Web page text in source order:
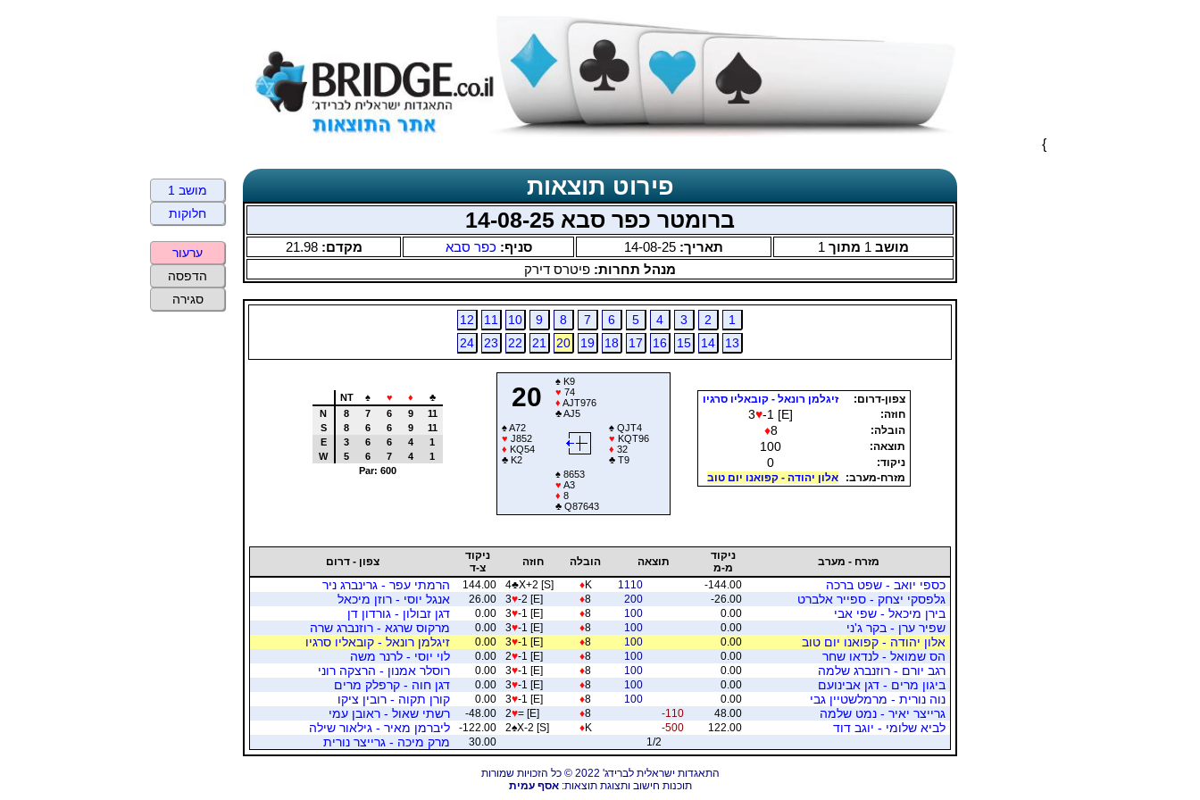
}
פירוט תוצאות
ברומטר כפר סבא 14-08-25
מושב 1 מתוך 1 תאריך: 14-08-25 סניף: כפר סבא מקדם:21.98
מנהל תחרות: פיטרס דירק
1
2
3
4
5
6
7
8
9
10
11
12
13
14
15
16
17
18
19
20
21
22
23
24
צפון-דרום:
זיגלמן רונאל - קובאליו סרגיו
חוזה:
3♥-1 [E]
הובלה: ♦8
תוצאה: 100
ניקוד: 0
מזרח-מערב: אלון יהודה - קפואנו יום טוב
20
♠ K9
♥ 74
♦ AJT976
♣AJ5
♠A72
♥ J852
♦ KQ54
♣ K2
♠ QJT4
♥ KQT96
♦ 32
♣ T9
♠ 8653
♥ A3
♦ 8
♣ Q87643
NT ♠ ♥ ♦
♣
N
8 7 6 9
11
S
8 6 6 9
11
E
3 6 6 4
1
W
5 6 7 4
1
Par: 600
מזרח - מערב
ניקוד
מ-מ
תוצאה הובלה חוזה
ניקוד
צ-ד
צפון - דרום
כספי יואב - שפט ברכה -144.00
1110
♦K
4♣X+2 [S]
144.00
הרמתי עפר - גרינברג ניר
גלפסקי יצחק - ספייר אלברט
-26.00
200
♦8
3♥-2 [E]
26.00
אנגל יוסי - רוזן מיכאל
בירן מיכאל - שפי אבי
0.00
100
♦8
3♥-1 [E]
0.00
דגן זבולון - גורדון דן
שפיר ערן - בקר ג'ני
0.00
100
♦8
3♥-1 [E]
0.00
מרקוס שרגא - רוזנברג שרה
אלון יהודה - קפואנו יום טוב
0.00
100
♦8
3♥-1 [E]
0.00
זיגלמן רונאל - קובאליו סרגיו
הס שמואל - לנדאו שחר
0.00
100
♦8
2♥-1 [E]
0.00
לוי יוסי - לרנר משה
רגב יורם - רוזנברג שלמה
0.00
100
♦8
3♥-1 [E]
0.00
רוסלר אמנון - הרצקה רוני
ביגון מרים - דגן אבינועם
0.00
100
♦8
3♥-1 [E]
0.00
דגן חוה - קרפלק מרים
נוה נורית - מרמלשטיין גבי
0.00
100
♦8
3♥-1 [E]
0.00
קורן תקוה - רובין ציקו
גרייצר יאיר - נמט שלמה
48.00
-110
♦8
2♥= [E]
-48.00
רשתי שאול - ראובן עמי
לביא שלומי - יוגב דוד
122.00
-500
♦K
2♠X-2 [S]
-122.00 ליברמן מאיר - גילאור שילה
1/2
30.00 מרק מיכה - גרייצר נורית
התאגדות ישראלית לברידג' 2022 © כל הזכויות שמורות
תוכנות חישוב ותצוגת תוצאות:אסף עמית
מושב 1
חלוקות
ערעור
הדפסה
סגירה